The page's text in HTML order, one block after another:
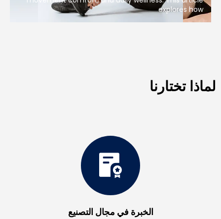
explores how
لماذا تختارنا
الخبرة في مجال التصنيع